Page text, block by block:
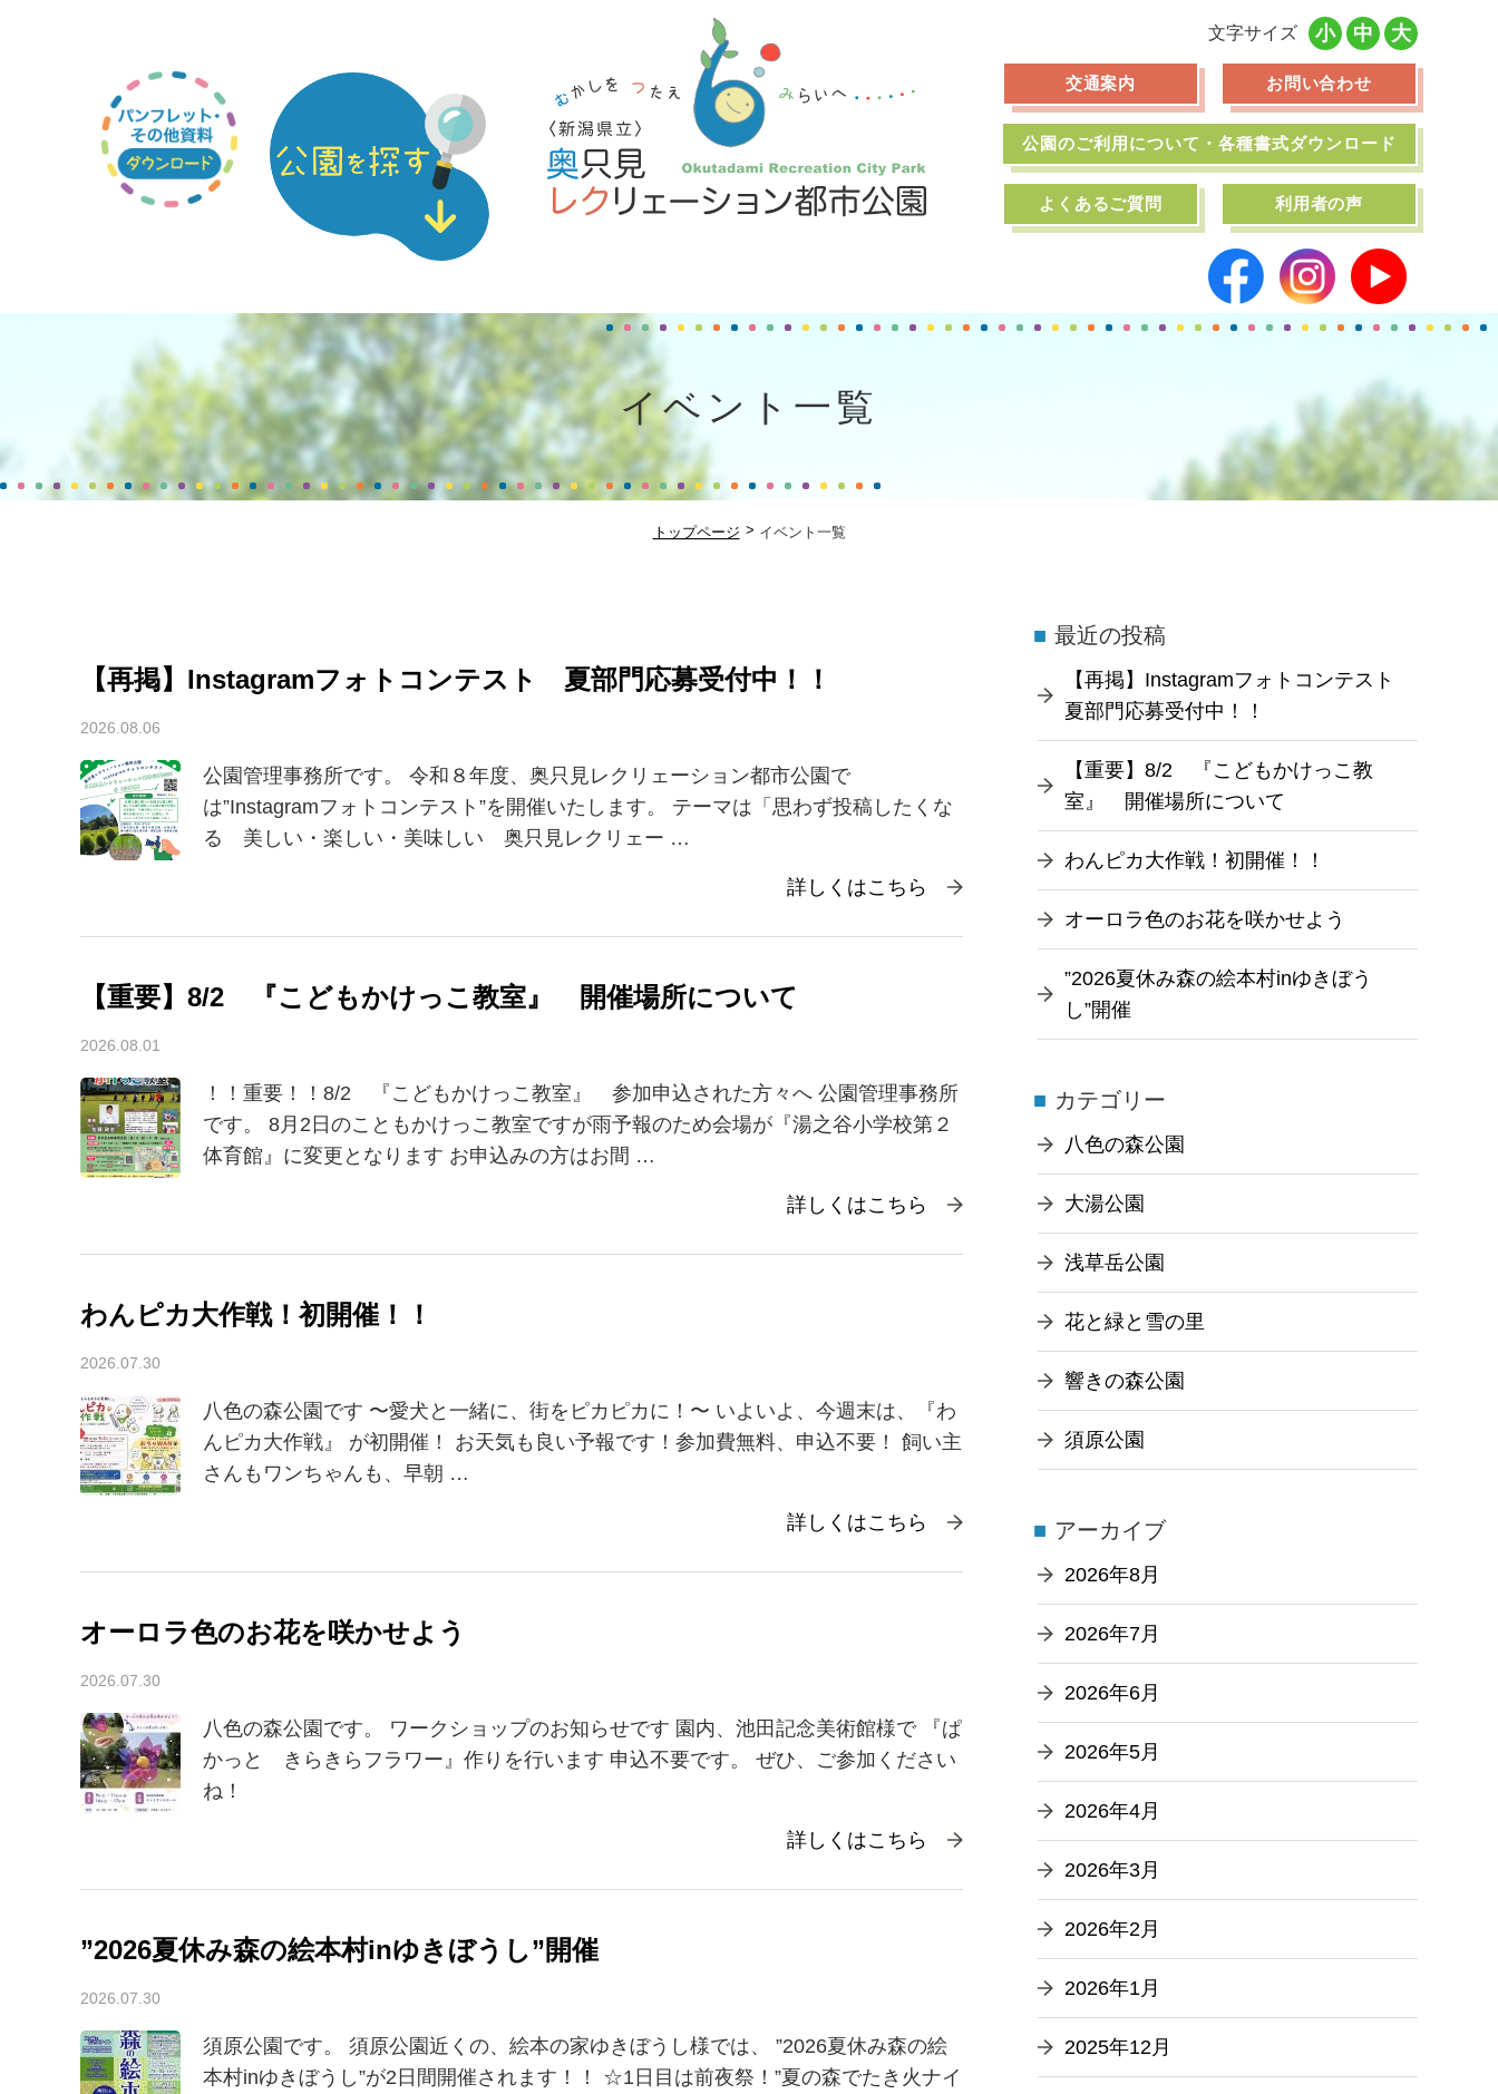
文字サイズ 小 中 大
交通案内 お問い合わせ
公園のご利用について・各種書式ダウンロード
よくあるご質問 利用者の声
イベント一覧
トップページ イベント一覧
【再掲】Instagramフォトコンテスト 夏部門応募受付中！！
2026.08.06
公園管理事務所です。 令和８年度、奥只見レクリェーション都市公園で
は”Instagramフォトコンテスト”を開催いたします。 テーマは「思わず投稿したくな
る 美しい・楽しい・美味しい 奥只見レクリェー …
詳しくはこちら
【重要】8/2 『こどもかけっこ教室』 開催場所について
2026.08.01
！！重要！！8/2 『こどもかけっこ教室』 参加申込された方々へ 公園管理事務所
です。 8月2日のこともかけっこ教室ですが雨予報のため会場が『湯之谷小学校第２
体育館』に変更となります お申込みの方はお間 …
詳しくはこちら
わんピカ大作戦！初開催！！
2026.07.30
八色の森公園です 〜愛犬と一緒に、街をピカピカに！〜 いよいよ、今週末は、『わ
んピカ大作戦』 が初開催！ お天気も良い予報です！参加費無料、申込不要！ 飼い主
さんもワンちゃんも、早朝 …
詳しくはこちら
オーロラ色のお花を咲かせよう
2026.07.30
八色の森公園です。 ワークショップのお知らせです 園内、池田記念美術館様で 『ぱ
かっと きらきらフラワー』作りを行います 申込不要です。 ぜひ、ご参加ください
ね！
詳しくはこちら
”2026夏休み森の絵本村inゆきぼうし”開催
2026.07.30
須原公園です。 須原公園近くの、絵本の家ゆきぼうし様では、 ”2026夏休み森の絵
本村inゆきぼうし”が2日間開催されます！！ ☆1日目は前夜祭！”夏の森でたき火ナイ
最近の投稿
【再掲】Instagramフォトコンテスト
夏部門応募受付中！！
【重要】8/2 『こどもかけっこ教
室』 開催場所について
わんピカ大作戦！初開催！！
オーロラ色のお花を咲かせよう
”2026夏休み森の絵本村inゆきぼう
し”開催
カテゴリー
八色の森公園
大湯公園
浅草岳公園
花と緑と雪の里
響きの森公園
須原公園
アーカイブ
2026年8月
2026年7月
2026年6月
2026年5月
2026年4月
2026年3月
2026年2月
2026年1月
2025年12月